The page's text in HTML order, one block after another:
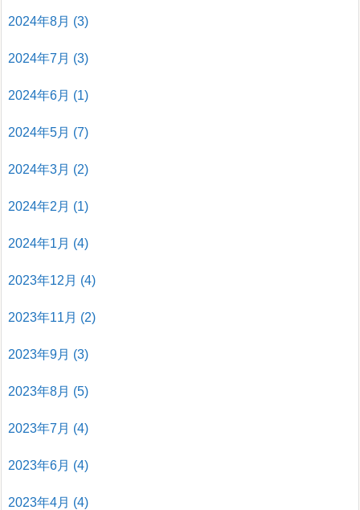
2024年8月 (3)
2024年7月 (3)
2024年6月 (1)
2024年5月 (7)
2024年3月 (2)
2024年2月 (1)
2024年1月 (4)
2023年12月 (4)
2023年11月 (2)
2023年9月 (3)
2023年8月 (5)
2023年7月 (4)
2023年6月 (4)
2023年4月 (4)